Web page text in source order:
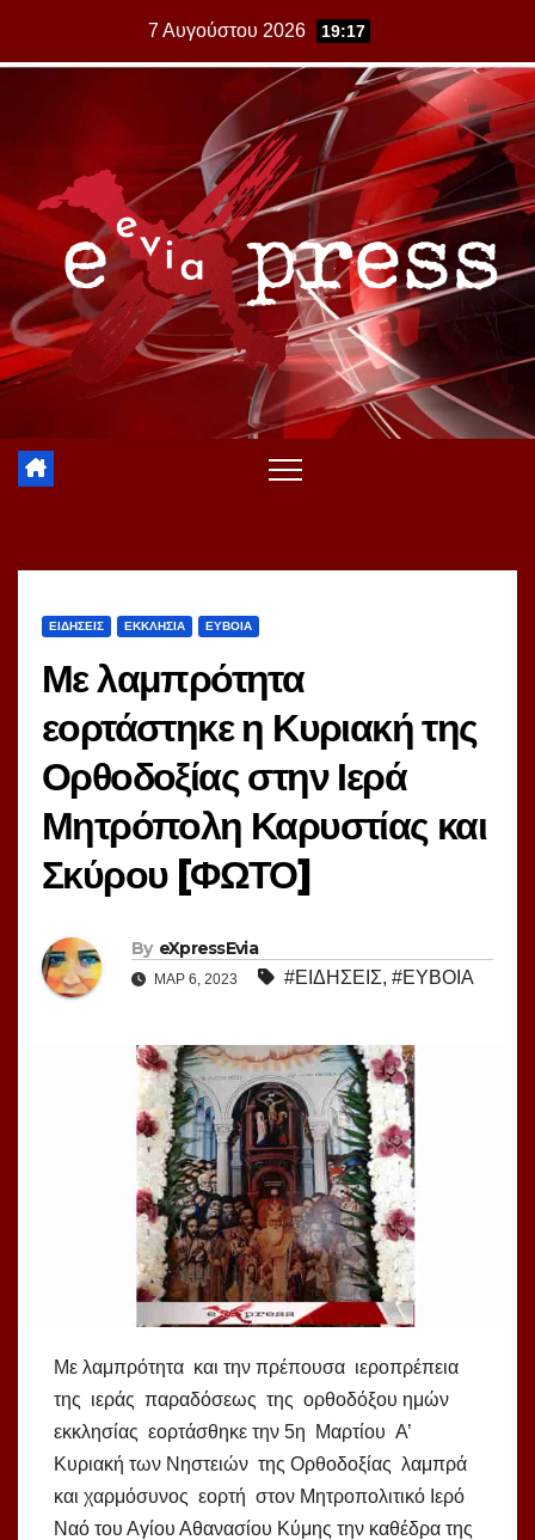
7 Αυγούστου 2026 19:17
ΕΙΔΗΣΕΙΣ ΕΚΚΛΗΣΙΑ ΕΥΒΟΙΑ
Με λαμπρότητα
εορτάστηκε η Κυριακή της
Ορθοδοξίας στην Ιερά
Μητρόπολη Καρυστίας και
Σκύρου [ΦΩΤΟ]
By eXpressEvia
ΜΑΡ 6, 2023 #ΕΙΔΗΣΕΙΣ, #ΕΥΒΟΙΑ
Με λαμπρότητα και την πρέπουσα ιεροπρέπεια
της ιεράς παραδόσεως της ορθοδόξου ημών
εκκλησίας εορτάσθηκε την 5η Μαρτίου Α’
Κυριακή των Νηστειών της Ορθοδοξίας λαμπρά
και χαρμόσυνος εορτή στον Μητροπολιτικό Ιερό
Ναό του Αγίου Αθανασίου Κύμης την καθέδρα της